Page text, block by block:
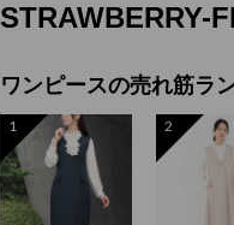
STRAWBERRY-
ワンピースの売れ筋ラ
1 2